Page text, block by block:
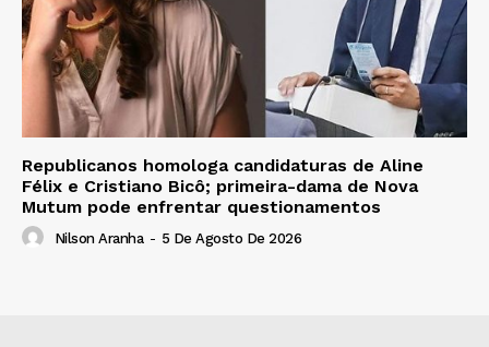
Republicanos homologa candidaturas de Aline
Félix e Cristiano Bicô; primeira-dama de Nova
Mutum pode enfrentar questionamentos
Nilson Aranha - 5 De Agosto De 2026